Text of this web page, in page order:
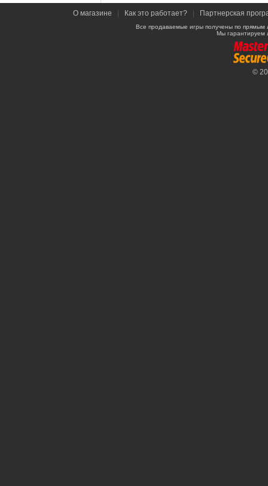
О магазине Как это работает? Партнерская
Все продаваемые игры получены по
Мы гарантируем
©